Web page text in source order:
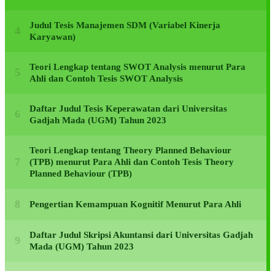
Judul Tesis Manajemen SDM (Variabel Kinerja
Karyawan)
Teori Lengkap tentang SWOT Analysis menurut Para
Ahli dan Contoh Tesis SWOT Analysis
Daftar Judul Tesis Keperawatan dari Universitas
Gadjah Mada (UGM) Tahun 2023
Teori Lengkap tentang Theory Planned Behaviour
(TPB) menurut Para Ahli dan Contoh Tesis Theory
Planned Behaviour (TPB)
Pengertian Kemampuan Kognitif Menurut Para Ahli
Daftar Judul Skripsi Akuntansi dari Universitas Gadjah
Mada (UGM) Tahun 2023